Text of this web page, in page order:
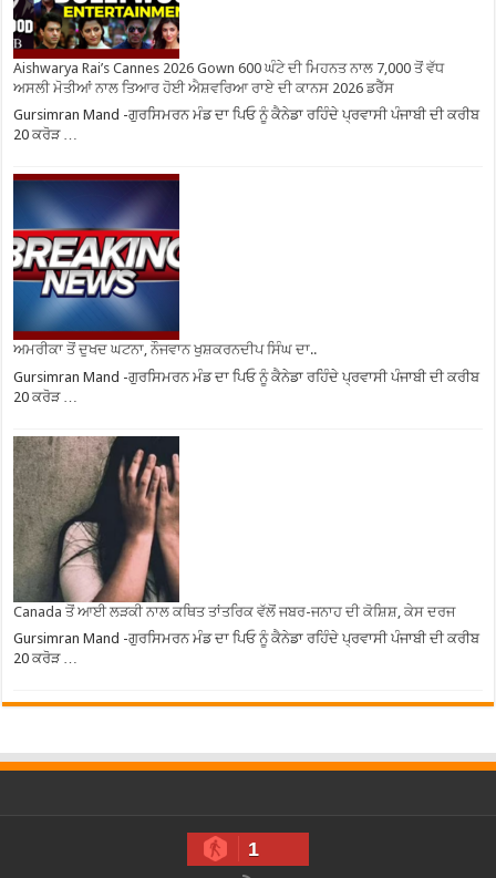
Aishwarya Rai’s Cannes 2026 Gown 600 ਘੰਟੇ ਦੀ ਮਿਹਨਤ ਨਾਲ 7,000 ਤੋਂ ਵੱਧ
ਅਸਲੀ ਮੋਤੀਆਂ ਨਾਲ ਤਿਆਰ ਹੋਈ ਐਸ਼ਵਰਿਆ ਰਾਏ ਦੀ ਕਾਨਸ 2026 ਡਰੈੱਸ
Gursimran Mand -ਗੁਰਸਿਮਰਨ ਮੰਡ ਦਾ ਪਿਓ ਨੂੰ ਕੈਨੇਡਾ ਰਹਿੰਦੇ ਪ੍ਰਵਾਸੀ ਪੰਜਾਬੀ ਦੀ ਕਰੀਬ
20 ਕਰੋੜ …
ਅਮਰੀਕਾ ਤੋਂ ਦੁਖਦ ਘਟਨਾ, ਨੌਜਵਾਨ ਖੁਸ਼ਕਰਨਦੀਪ ਸਿੰਘ ਦਾ..
Gursimran Mand -ਗੁਰਸਿਮਰਨ ਮੰਡ ਦਾ ਪਿਓ ਨੂੰ ਕੈਨੇਡਾ ਰਹਿੰਦੇ ਪ੍ਰਵਾਸੀ ਪੰਜਾਬੀ ਦੀ ਕਰੀਬ
20 ਕਰੋੜ …
Canada ਤੋਂ ਆਈ ਲੜਕੀ ਨਾਲ ਕਥਿਤ ਤਾਂਤਰਿਕ ਵੱਲੋਂ ਜਬਰ-ਜਨਾਹ ਦੀ ਕੋਸ਼ਿਸ਼, ਕੇਸ ਦਰਜ
Gursimran Mand -ਗੁਰਸਿਮਰਨ ਮੰਡ ਦਾ ਪਿਓ ਨੂੰ ਕੈਨੇਡਾ ਰਹਿੰਦੇ ਪ੍ਰਵਾਸੀ ਪੰਜਾਬੀ ਦੀ ਕਰੀਬ
20 ਕਰੋੜ …
1